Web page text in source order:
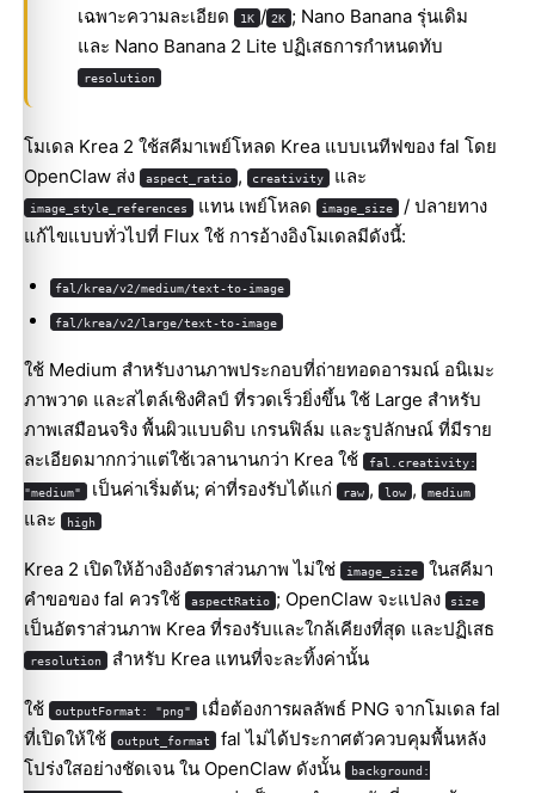
เฉพาะความละเอียด
1K / 2K ; Nano Banana รุ่นเดิม
และ Nano Banana 2 Lite ปฏิเสธการกำหนดทับ
resolution
โมเดล Krea 2 ใช้สคีมาเพย์โหลด Krea แบบเนทีฟของ fal โดย
OpenClaw ส่ง
aspect_ratio , creativity และ
image_style_references แทน เพย์โหลด image_size
/ ปลายทาง
แก้ไขแบบทั่วไปที่ Flux ใช้ การอ้างอิงโมเดลมีดังนี้:
fal/krea/v2/medium/text-to-image
fal/krea/v2/large/text-to-image
ใช้ Medium สำหรับงานภาพประกอบที่ถ่ายทอดอารมณ์ อนิเมะ
ภาพวาด และสไตล์เชิงศิลป์ ที่รวดเร็วยิ่งขึ้น ใช้ Large สำหรับ
ภาพเสมือนจริง พื้นผิวแบบดิบ เกรนฟิล์ม และรูปลักษณ์ ที่มีราย
ละเอียดมากกว่าแต่ใช้เวลานานกว่า Krea ใช้
fal.creativity:
"medium" เป็นค่าเริ่มต้น; ค่าที่รองรับได้แก่ raw , low , medium
และ high
Krea 2 เปิดให้อ้างอิงอัตราส่วนภาพ ไม่ใช่ image_size ในสคีมา
คำขอของ fal ควรใช้
aspectRatio ; OpenClaw จะแปลง size
เป็นอัตราส่วนภาพ Krea ที่รองรับและใกล้เคียงที่สุด และปฏิเสธ
resolution สำหรับ Krea แทนที่จะละทิ้งค่านั้น
ใช้ outputFormat: "png" เมื่อต้องการผลลัพธ์ PNG จากโมเดล fal
ที่เปิดให้ใช้
output_format fal ไม่ได้ประกาศตัวควบคุมพื้นหลัง
โปร่งใสอย่างชัดเจน ใน OpenClaw ดังนั้น
background: